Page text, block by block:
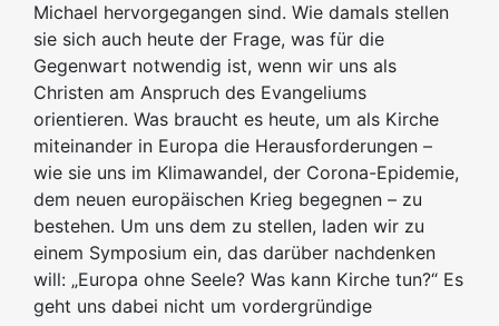
Michael hervorgegangen sind. Wie damals stellen
sie sich auch heute der Frage, was für die
Gegenwart notwendig ist, wenn wir uns als
Christen am Anspruch des Evangeliums
orientieren. Was braucht es heute, um als Kirche
miteinander in Europa die Herausforderungen –
wie sie uns im Klimawandel, der Corona-Epidemie,
dem neuen europäischen Krieg begegnen – zu
bestehen. Um uns dem zu stellen, laden wir zu
einem Symposium ein, das darüber nachdenken
will: „Europa ohne Seele? Was kann Kirche tun?“ Es
geht uns dabei nicht um vordergründige